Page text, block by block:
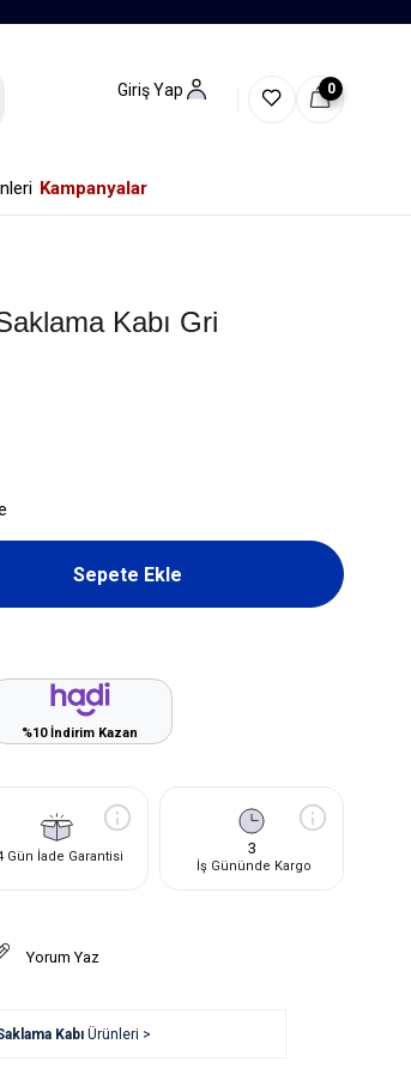
Giriş Yap 0
Kampanyalar
Kabı Gri
%10 İndirim Kazan
Gün İade Garantisi 3
İş Gününde Kargo
Yorum Yaz
KabıÜrünleri >